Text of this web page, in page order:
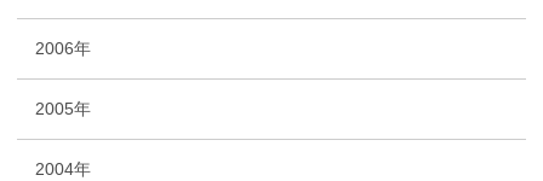
2006年
2005年
2004年